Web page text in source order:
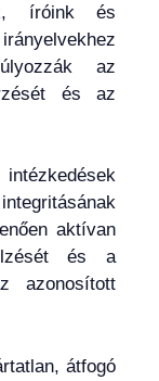
íróink és
az
és az
aktívan
és a
azonosított
átfogó